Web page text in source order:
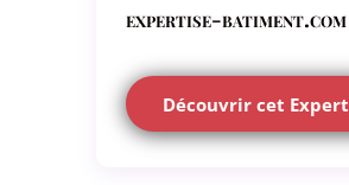
expertise-batiment.com
Découvrir cet Expert